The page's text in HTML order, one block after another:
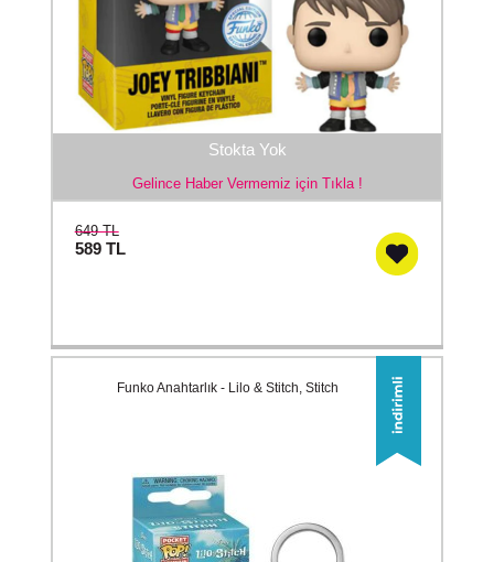
Stokta Yok
Gelince Haber Vermemiz için Tıkla !
649 TL
589 TL
Funko Anahtarlık - Lilo & Stitch, Stitch